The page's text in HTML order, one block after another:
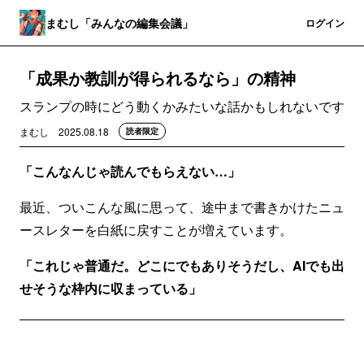
まむし「みんなの編集会議」 ログイン
「成果か教訓が得られるなら」の精神
スランプの時にどう動くかみたいな話かもしれないです
まむし 2025.08.18 読者限定
「こんなんじゃ読んでもらえない…」
最近、ついこんな風に思って、途中まで書きかけたニュ
ースレターを白紙に戻すことが増えています。
「これじゃ普通だ。どこにでもありそうだし、AIでも出
せそうな枠内に収まっている」